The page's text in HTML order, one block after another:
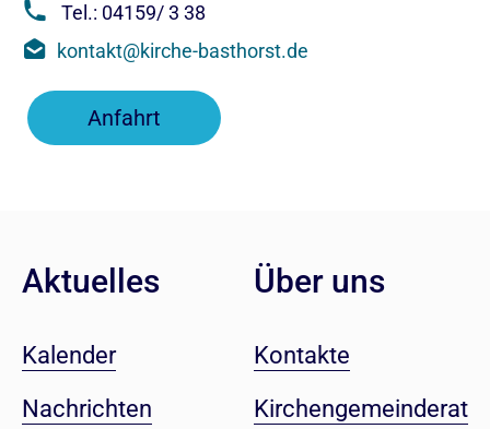
Tel.: 04159/ 3 38
kontakt@kirche-basthorst.de
Anfahrt
Aktuelles
Kalender
Nachrichten
Über uns
Kontakte
Kirchengemeinderat